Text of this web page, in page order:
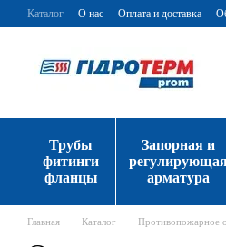
Перейти к основному контенту
Каталог О нас Оплата и доставка
Трубы
фитинги
фланцы
Запорная и
арматура
Главная Каталог Противопожарное